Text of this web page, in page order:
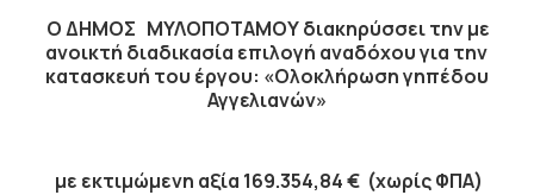
Ο ΔΗΜΟΣ ΜΥΛΟΠΟΤΑΜΟΥ διακηρύσσει την με
ανοικτή διαδικασία επιλογή αναδόχου για την
κατασκευή του έργου: «Ολοκλήρωση γηπέδου
Αγγελιανών»
με εκτιμώμενη αξία 169.354,84€ (χωρίς ΦΠΑ)